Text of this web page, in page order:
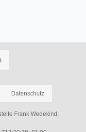
Datenschutz
Frank Wedekind.